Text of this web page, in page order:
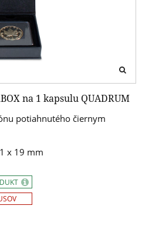
na 1 kapsulu QUADRUM
potiahnutého čiernym
x 19 mm